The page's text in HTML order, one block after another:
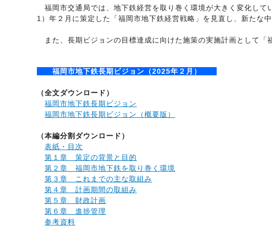
福岡市交通局では、地下鉄経営を取り巻く環境が大きく変化し
1）年２月に策定した「福岡市地下鉄経営戦略」を見直し、新たな
また、長期ビジョンの目標達成に向けた施策の実施計画として「
福岡市地下鉄長期ビジョン（2025年２月）
（全文ダウンロード）
福岡市地下鉄長期ビジョン
福岡市地下鉄長期ビジョン（概要版）
（本編分割ダウンロード）
表紙・目次
第１章 策定の背景と目的
第２章 福岡市地下鉄を取り巻く環境
第３章 これまでの主な取組み
第４章 計画期間の取組み
第５章 財政計画
第６章 進捗管理
参考資料